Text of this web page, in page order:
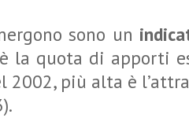
sono un
la quota di apporti
2002, più alta è